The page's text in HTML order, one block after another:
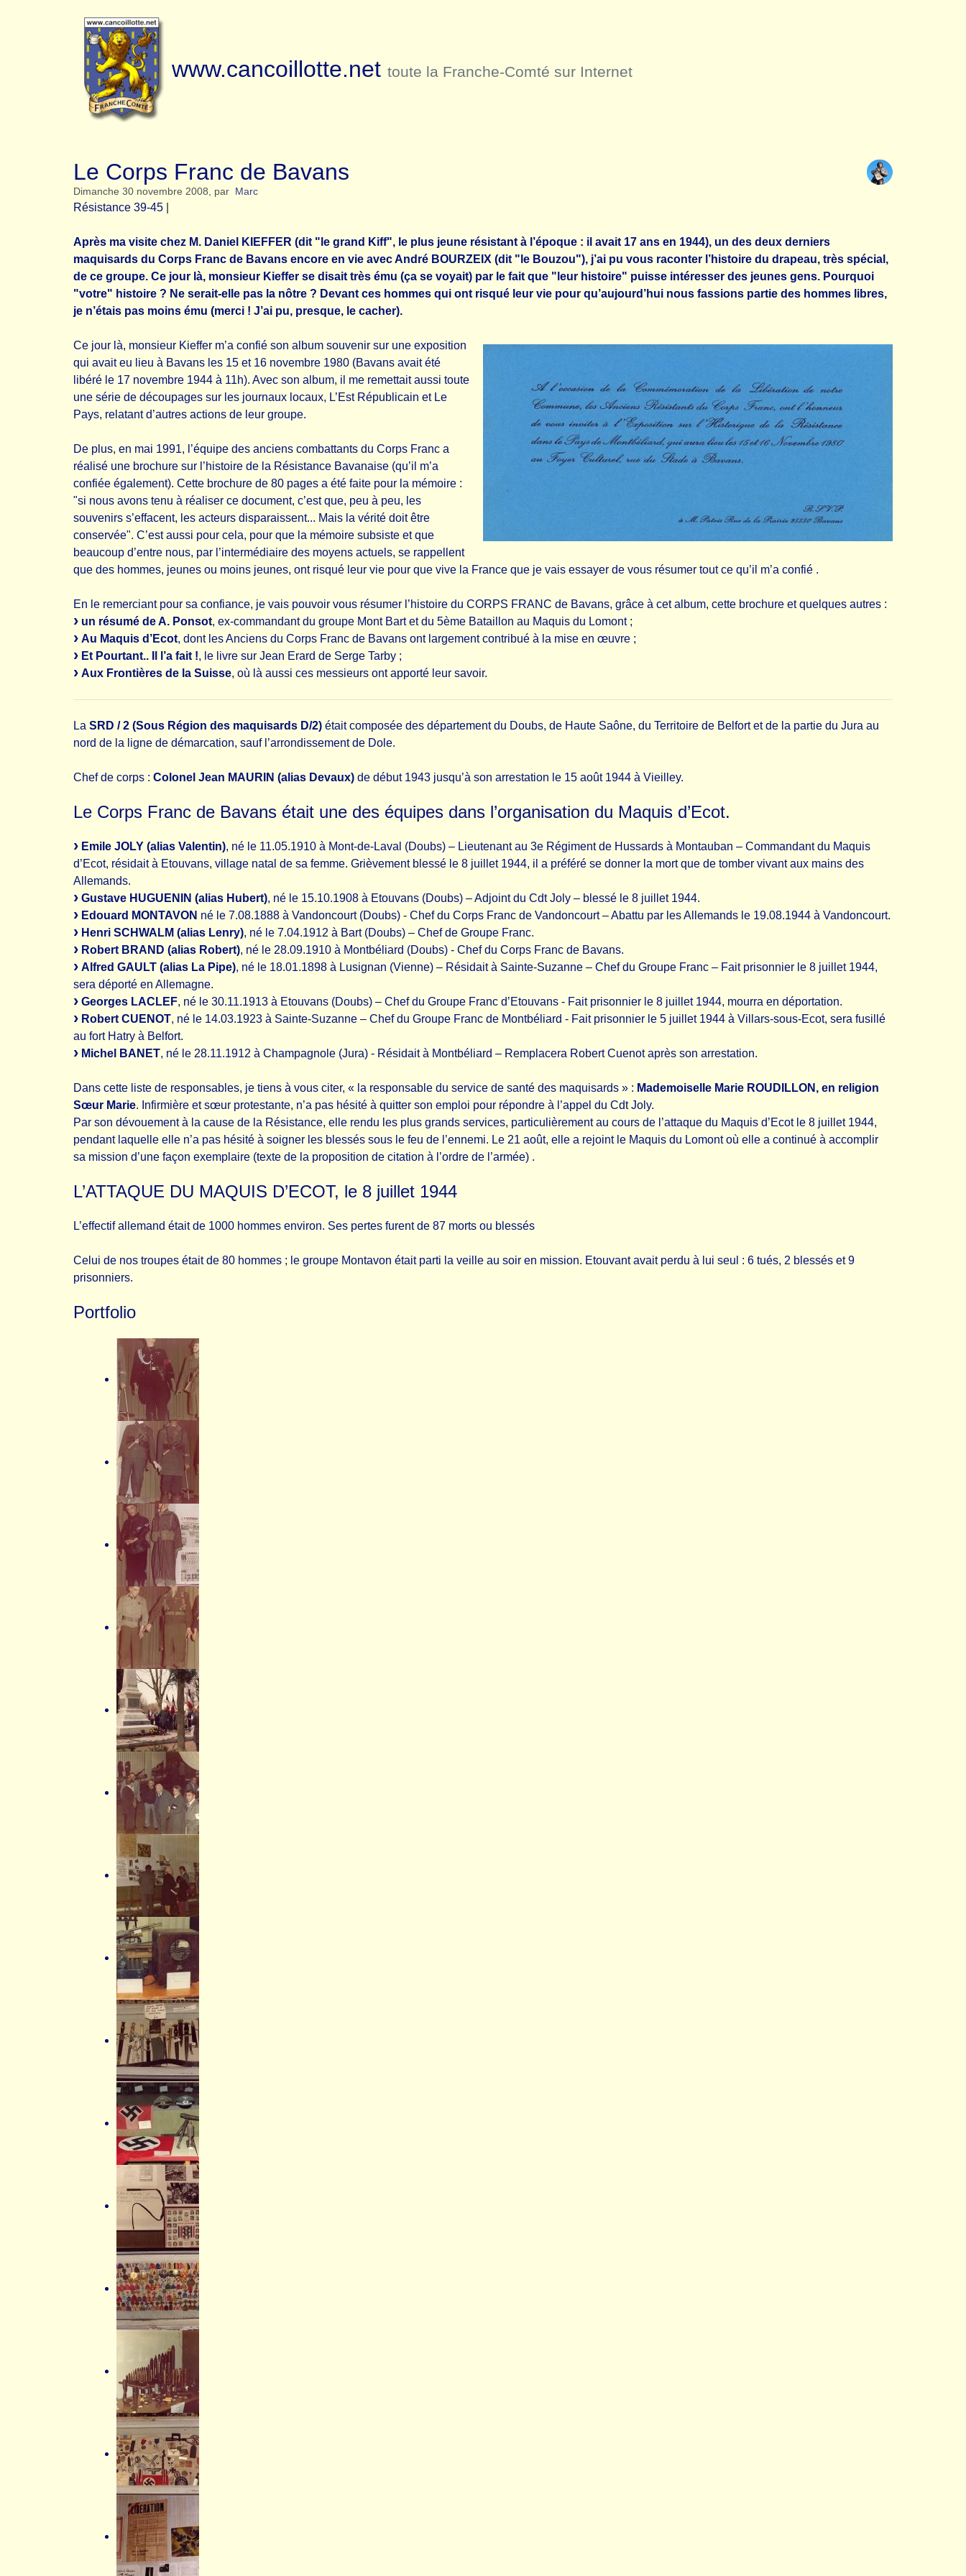
www.cancoillotte.net toute la Franche-Comté sur Internet
Le Corps Franc de Bavans
Dimanche 30 novembre 2008, par Marc
Résistance 39-45
Après ma visite chez M. Daniel KIEFFER (dit "le grand Kiff", le plus jeune résistant à l’époque : il avait 17 ans en 1944), un des deux derniers
maquisards du Corps Franc de Bavans encore en vie avec André BOURZEIX (dit "le Bouzou"), j’ai pu vous raconter l’histoire du drapeau, très spécial,
de ce groupe. Ce jour là, monsieur Kieffer se disait très ému (ça se voyait) par le fait que "leur histoire" puisse intéresser des jeunes gens. Pourquoi
"votre" histoire ? Ne serait-elle pas la nôtre ? Devant ces hommes qui ont risqué leur vie pour qu’aujourd’hui nous fassions partie des hommes libres,
je n’étais pas moins ému (merci ! J’ai pu, presque, le cacher).
Ce jour là, monsieur Kieffer m’a confié son album souvenir sur une exposition
qui avait eu lieu à Bavans les 15 et 16 novembre 1980 (Bavans avait été
libéré le 17 novembre 1944 à 11h). Avec son album, il me remettait aussi toute
une série de découpages sur les journaux locaux, L’Est Républicain et Le
Pays, relatant d’autres actions de leur groupe.
De plus, en mai 1991, l’équipe des anciens combattants du Corps Franc a
réalisé une brochure sur l’histoire de la Résistance Bavanaise (qu’il m’a
confiée également). Cette brochure de 80 pages a été faite pour la mémoire :
"si nous avons tenu à réaliser ce document, c’est que, peu à peu, les
souvenirs s’effacent, les acteurs disparaissent... Mais la vérité doit être
conservée". C’est aussi pour cela, pour que la mémoire subsiste et que
beaucoup d’entre nous, par l’intermédiaire des moyens actuels, se rappellent
que des hommes, jeunes ou moins jeunes, ont risqué leur vie pour que vive la France que je vais essayer de vous résumer tout ce qu’il m’a confié .
En le remerciant pour sa confiance, je vais pouvoir vous résumer l’histoire du CORPS FRANC de Bavans, grâce à cet album, cette brochure et quelques autres :
un résumé de A. Ponsot, ex-commandant du groupe Mont Bart et du 5ème Bataillon au Maquis du Lomont ;
Au Maquis d’Ecot, dont les Anciens du Corps Franc de Bavans ont largement contribué à la mise en œuvre ;
Et Pourtant.. Il l’a fait !, le livre sur Jean Erard de Serge Tarby ;
Aux Frontières de la Suisse, où là aussi ces messieurs ont apporté leur savoir.
La SRD / 2 (Sous Région des maquisards D/2) était composée des département du Doubs, de Haute Saône, du Territoire de Belfort et de la partie du Jura au
nord de la ligne de démarcation, sauf l’arrondissement de Dole.
Chef de corps : Colonel Jean MAURIN (alias Devaux) de début 1943 jusqu’à son arrestation le 15 août 1944 à Vieilley.
Le Corps Franc de Bavans était une des équipes dans l’organisation du Maquis d’Ecot.
Emile JOLY (alias Valentin), né le 11.05.1910 à Mont-de-Laval (Doubs) – Lieutenant au 3e Régiment de Hussards à Montauban – Commandant du Maquis
d’Ecot, résidait à Etouvans, village natal de sa femme. Grièvement blessé le 8 juillet 1944, il a préféré se donner la mort que de tomber vivant aux mains des
Allemands.
Gustave HUGUENIN (alias Hubert), né le 15.10.1908 à Etouvans (Doubs) – Adjoint du Cdt Joly – blessé le 8 juillet 1944.
Edouard MONTAVON né le 7.08.1888 à Vandoncourt (Doubs) - Chef du Corps Franc de Vandoncourt – Abattu par les Allemands le 19.08.1944 à Vandoncourt.
Henri SCHWALM (alias Lenry), né le 7.04.1912 à Bart (Doubs) – Chef de Groupe Franc.
Robert BRAND (alias Robert), né le 28.09.1910 à Montbéliard (Doubs) - Chef du Corps Franc de Bavans.
Alfred GAULT (alias La Pipe), né le 18.01.1898 à Lusignan (Vienne) – Résidait à Sainte-Suzanne – Chef du Groupe Franc – Fait prisonnier le 8 juillet 1944,
sera déporté en Allemagne.
Georges LACLEF, né le 30.11.1913 à Etouvans (Doubs) – Chef du Groupe Franc d’Etouvans - Fait prisonnier le 8 juillet 1944, mourra en déportation.
Robert CUENOT, né le 14.03.1923 à Sainte-Suzanne – Chef du Groupe Franc de Montbéliard - Fait prisonnier le 5 juillet 1944 à Villars-sous-Ecot, sera fusillé
au fort Hatry à Belfort.
Michel BANET, né le 28.11.1912 à Champagnole (Jura) - Résidait à Montbéliard – Remplacera Robert Cuenot après son arrestation.
Dans cette liste de responsables, je tiens à vous citer, « la responsable du service de santé des maquisards » : Mademoiselle Marie ROUDILLON, en religion
Sœur Marie. Infirmière et sœur protestante, n’a pas hésité à quitter son emploi pour répondre à l’appel du Cdt Joly.
Par son dévouement à la cause de la Résistance, elle rendu les plus grands services, particulièrement au cours de l’attaque du Maquis d’Ecot le 8 juillet 1944,
pendant laquelle elle n’a pas hésité à soigner les blessés sous le feu de l’ennemi. Le 21 août, elle a rejoint le Maquis du Lomont où elle a continué à accomplir
sa mission d’une façon exemplaire (texte de la proposition de citation à l’ordre de l’armée) .
L’ATTAQUE DU MAQUIS D’ECOT, le 8 juillet 1944
L’effectif allemand était de 1000 hommes environ. Ses pertes furent de 87 morts ou blessés
Celui de nos troupes était de 80 hommes ; le groupe Montavon était parti la veille au soir en mission. Etouvant avait perdu à lui seul : 6 tués, 2 blessés et 9
prisonniers.
Portfolio